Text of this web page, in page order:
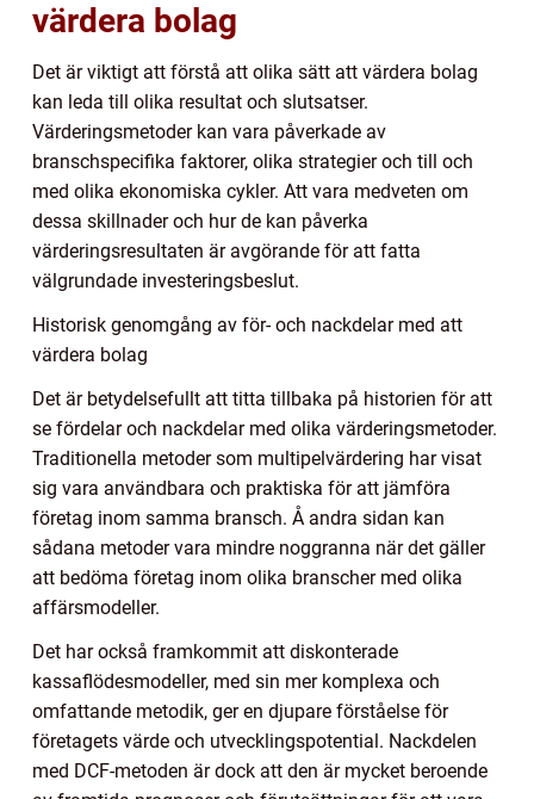
värdera bolag
Det är viktigt att förstå att olika sätt att värdera bolag
kan leda till olika resultat och slutsatser.
Värderingsmetoder kan vara påverkade av
branschspecifika faktorer, olika strategier och till och
med olika ekonomiska cykler. Att vara medveten om
dessa skillnader och hur de kan påverka
värderingsresultaten är avgörande för att fatta
välgrundade investeringsbeslut.
Historisk genomgång av för- och nackdelar med att
värdera bolag
Det är betydelsefullt att titta tillbaka på historien för att
se fördelar och nackdelar med olika värderingsmetoder.
Traditionella metoder som multipelvärdering har visat
sig vara användbara och praktiska för att jämföra
företag inom samma bransch. Å andra sidan kan
sådana metoder vara mindre noggranna när det gäller
att bedöma företag inom olika branscher med olika
affärsmodeller.
Det har också framkommit att diskonterade
kassaflödesmodeller, med sin mer komplexa och
omfattande metodik, ger en djupare förståelse för
företagets värde och utvecklingspotential. Nackdelen
med DCF-metoden är dock att den är mycket beroende